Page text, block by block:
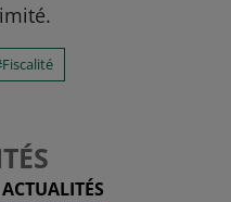
Fiscalité